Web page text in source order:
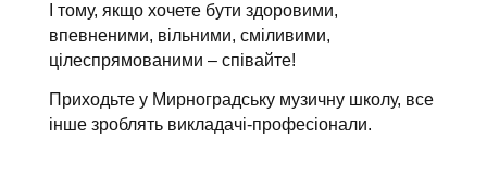
І тому, якщо хочете бути здоровими,
впевненими, вільними, сміливими,
цілеспрямованими – співайте!
Приходьте у Мирноградську музичну школу, все
інше зроблять викладачі-професіонали.